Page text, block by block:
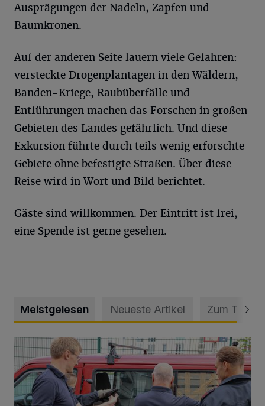
Ausprägungen der Nadeln, Zapfen und
Baumkronen.
Auf der anderen Seite lauern viele Gefahren:
versteckte Drogenplantagen in den Wäldern,
Banden-Kriege, Raubüberfälle und
Entführungen machen das Forschen in großen
Gebieten des Landes gefährlich. Und diese
Exkursion führte durch teils wenig erforschte
Gebiete ohne befestigte Straßen. Über diese
Reise wird in Wort und Bild berichtet.
Gäste sind willkommen. Der Eintritt ist frei,
eine Spende ist gerne gesehen.
Meistgelesen Neueste Artikel Zum Thema
Feuerwehr befreit Kind aus verschlossenem VW Bulli